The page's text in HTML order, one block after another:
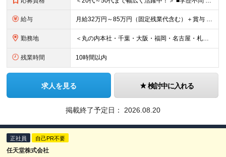
給与 月給32万円～85万円（固定残業代含む）＋賞与 ※上記月給には月40時間分の一律の固定残業代（月7万6,200円～20万2,400円）が含まれます。超過分は別途全額支給します。 ※給与は経験・能力を
勤務地 ＜丸の内本社・千葉・大阪・福岡・名古屋・札幌のオフィスまたは首都圏近郊のプロジェクト先＞ ※転勤はありません ※勤務地はあなたの希望を最大限考慮します ※リモートワークもご相談下さい ■丸の内本社
残業時間 10時間以内
求人を見る 検討中に入れる
掲載終了予定日： 2026.08.20
正社員 自己PR不要
任天堂株式会社